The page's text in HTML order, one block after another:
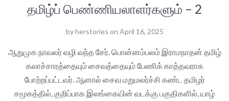
தமிழ்ப் பெண்ணியலாளர்களும் – 2
byherstories on April 16, 2025
ஆறுமுக நாவலர் வழி வந்த சேர். பொன்னம்பலம் இராமநாதன் தமிழ்
கலாச்சாரத்தையும் சைவத்தையும் பேணிக் காத்தவராக
போற்றப்பட்டவர். ஆனால் சைவ மறுமலர்ச்சி கண்ட தமிழர்
சமூகத்தில், குறிப்பாக இலங்கையின் வடக்கு பகுதிகளில், யாழ்